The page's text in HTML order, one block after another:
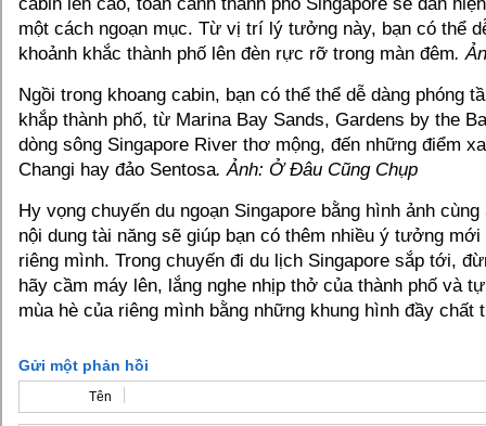
một cách ngoạn mục. Từ vị trí lý tưởng này, bạn có thể
khoảnh khắc thành phố lên đèn rực rỡ trong màn đêm.
Ngồi trong khoang cabin, bạn có thể thể dễ dàng phóng
khắp thành phố, từ Marina Bay Sands, Gardens by the
dòng sông Singapore River thơ mộng, đến những điểm
Changi hay đảo Sentosa. Ảnh: Ở Đâu Cũng Chụp
Hy vọng chuyến du ngoạn Singapore bằng hình ảnh
nội dung tài năng sẽ giúp bạn có thêm nhiều ý tưởng mới
riêng mình. Trong chuyến đi du lịch Singapore sắp tới,
hãy cầm máy lên, lắng nghe nhịp thở của thành phố và
mùa hè của riêng mình bằng những khung hình đầy chất
Gửi một phản hồi
Tên